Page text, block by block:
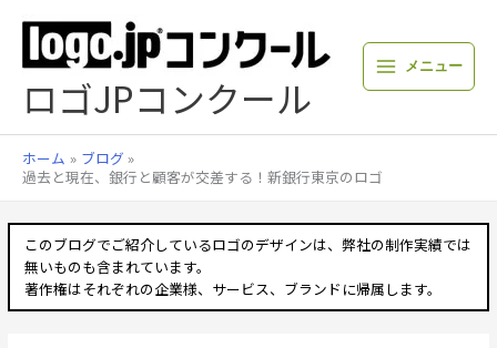
プ
ロゴJPコンクール
メニュー
ホーム
ブログ
過去と現在、銀行と顧客が交差する！新銀行東京のロゴ
このブログでご紹介しているロゴのデザインは、弊社の制作実績では
無いものも含まれています。
著作権はそれぞれの企業様、サービス、ブランドに帰属します。